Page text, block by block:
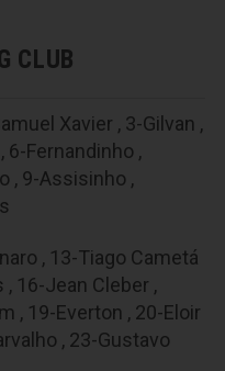
CLUB
Xavier , 3-Gilvan ,
, 6-Fernandinho ,
, 9-Assisinho ,
, 13-Tiago Cametá
, 16-Jean Cleber ,
, 19-Everton , 20-Eloir
, 23-Gustavo